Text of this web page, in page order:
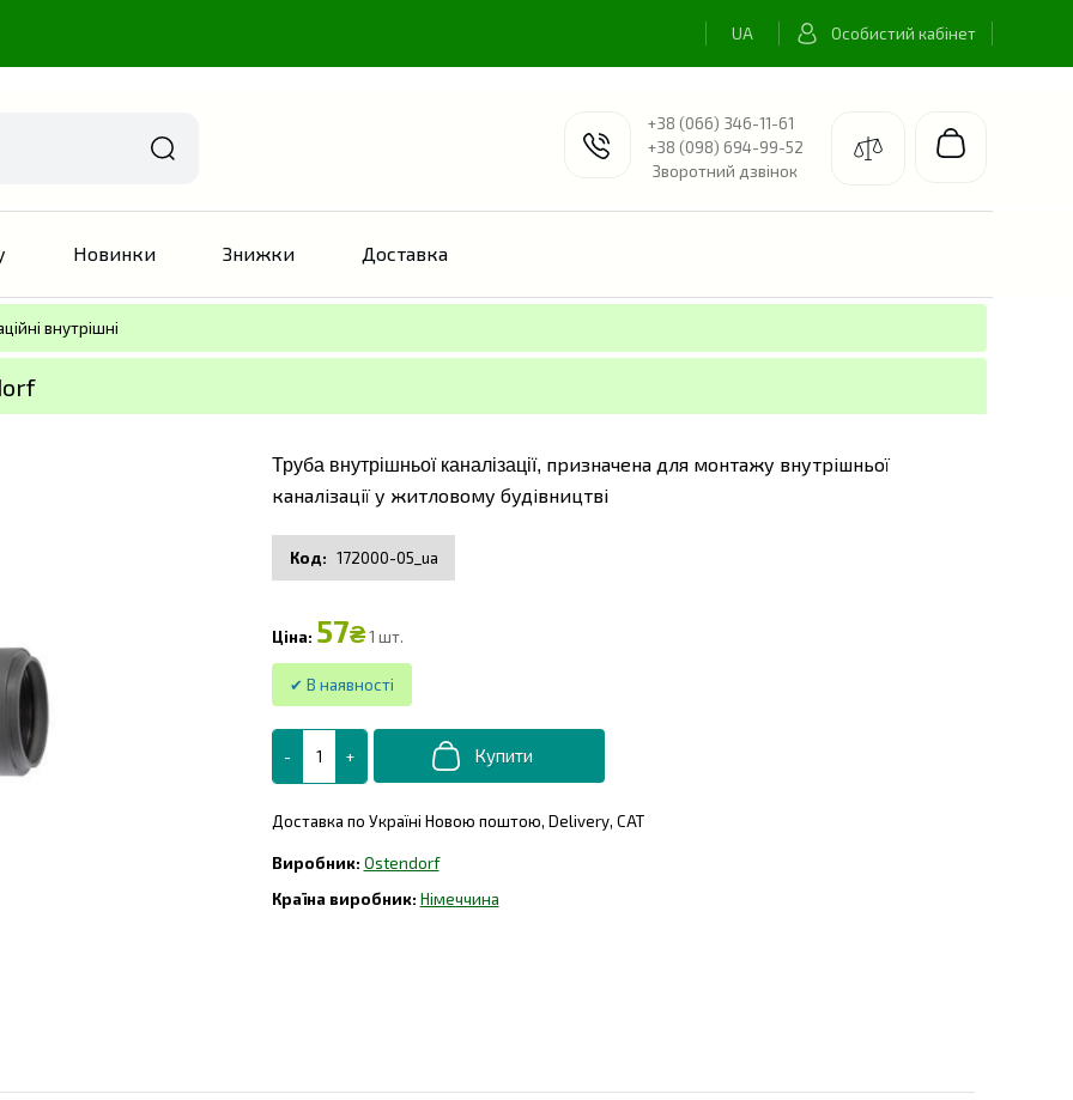
Особистий кабінет
+38 (066) 346-11-61
+38 (098) 694-99-52
Зворотний дзвінок
Новинки Знижки Доставка
внутрішні
Труба внутрішньої каналізації, призначена для монтажу внутрішньої
каналізації у житловому будівництві
172000-05_ua
57₴ 1 шт.
Доставка по Україні Новою поштою, Delivery, САТ
Ostendorf
Німеччина